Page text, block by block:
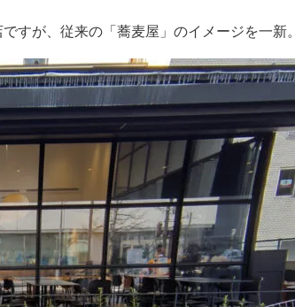
すが、従来の「蕎麦屋」のイメージを一新。